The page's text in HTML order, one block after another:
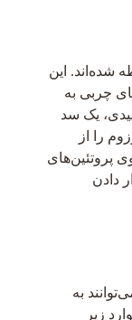
شده‌اند. این
چربی به
یک سد
را از
پروتئین‌های
دادن
به
زیر